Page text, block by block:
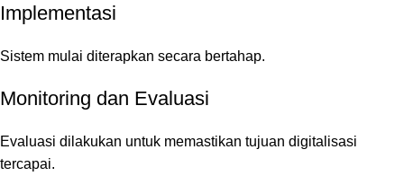
Implementasi
Sistem mulai diterapkan secara bertahap.
Monitoring dan Evaluasi
Evaluasi dilakukan untuk memastikan tujuan digitalisasi
tercapai.